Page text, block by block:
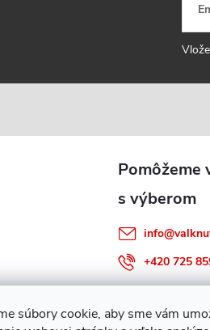
súbory cookie, aby sme vám
info@
+420 725